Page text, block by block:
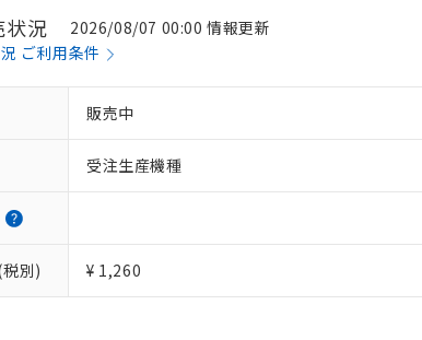
況
2026/08/07 00:00 情報更新
ご利用条件
販売中
受注生産機種
別) ¥ 1,260